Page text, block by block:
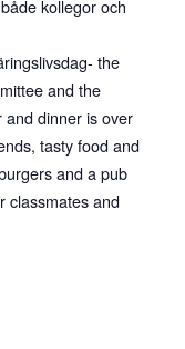
kollegor och
the
and the
dinner is over
tasty food and
and a pub
classmates and